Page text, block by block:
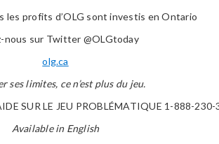
les profits d’OLG sont investis en Ontario
nous sur Twitter @OLGtoday
olg.ca
ses limites, ce n’est plus du jeu.
SUR LE JEU PROBLÉMATIQUE 1-888-230-
Available in English